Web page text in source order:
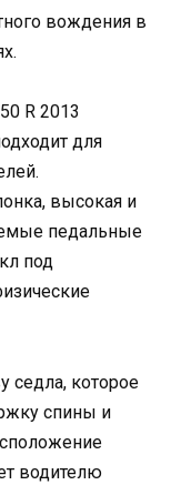
вождения в
R 2013
для
высокая и
педальные
под
седла, которое
спины и
водителю